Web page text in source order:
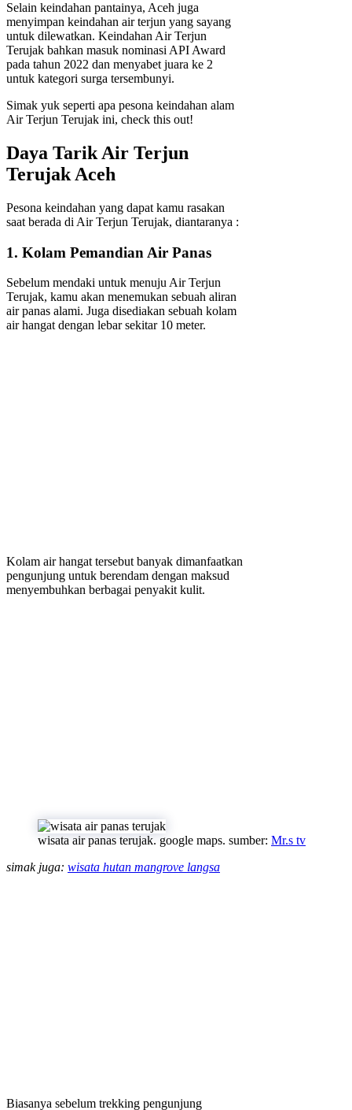
Selain keindahan pantainya, Aceh juga
menyimpan keindahan air terjun yang sayang
untuk dilewatkan. Keindahan Air Terjun
Terujak bahkan masuk nominasi API Award
pada tahun 2022 dan menyabet juara ke 2
untuk kategori surga tersembunyi.
Simak yuk seperti apa pesona keindahan alam
Air Terjun Terujak ini, check this out!
Daya Tarik Air Terjun
Terujak Aceh
Pesona keindahan yang dapat kamu rasakan
saat berada di Air Terjun Terujak, diantaranya :
1. Kolam Pemandian Air Panas
Sebelum mendaki untuk menuju Air Terjun
Terujak, kamu akan menemukan sebuah aliran
air panas alami. Juga disediakan sebuah kolam
air hangat dengan lebar sekitar 10 meter.
Kolam air hangat tersebut banyak dimanfaatkan
pengunjung untuk berendam dengan maksud
menyembuhkan berbagai penyakit kulit.
wisata air panas terujak. google maps. sumber: Mr.s tv
simak juga: wisata hutan mangrove langsa
Biasanya sebelum trekking pengunjung